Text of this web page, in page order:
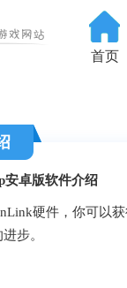
首页
安卓版软件介绍
硬件，你可以获
步。